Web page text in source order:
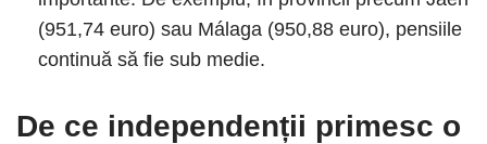
(951,74 euro) sau Málaga (950,88 euro), pensiile
continuă să fie sub medie.
De ce independenții primesc o